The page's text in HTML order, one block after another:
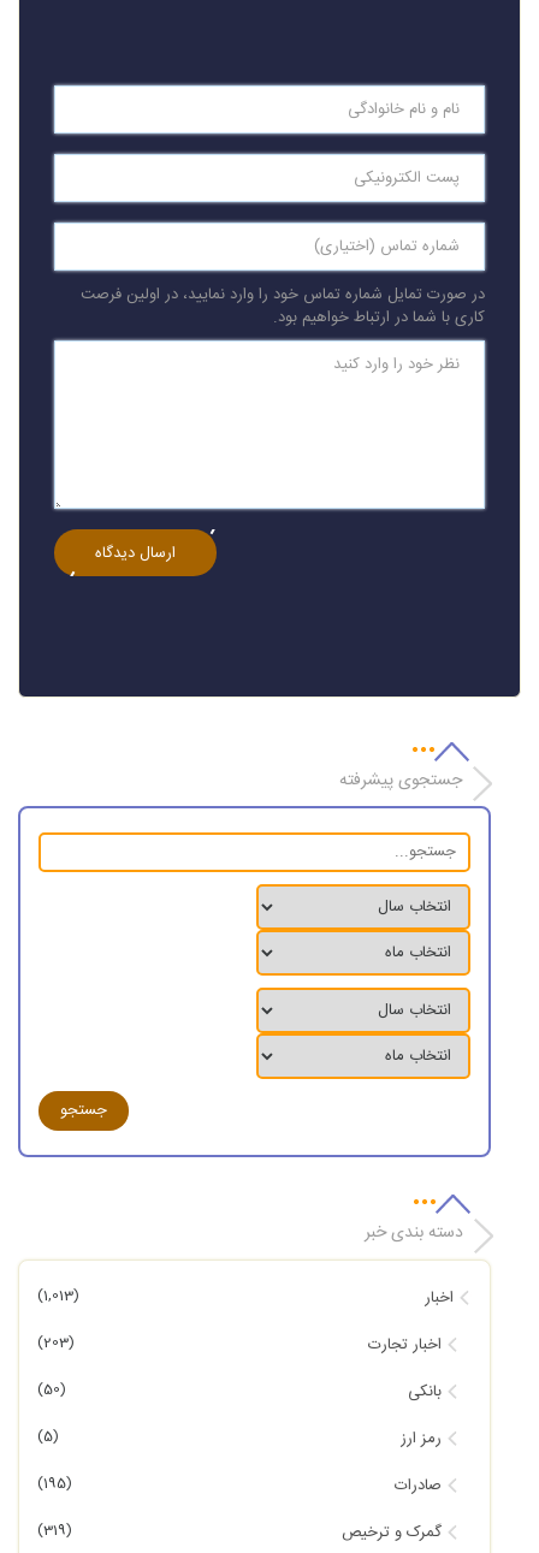
در صورت تمایل شماره تماس خود را وارد نمایید، در اولین فرصت
کاری با شما در ارتباط خواهیم بود.
جستجوی پیشرفته
دسته بندی خبر
اخبار (1,013)
اخبار تجارت (203)
بانکی (50)
رمز ارز (5)
صادرات (195)
گمرک و ترخیص (319)